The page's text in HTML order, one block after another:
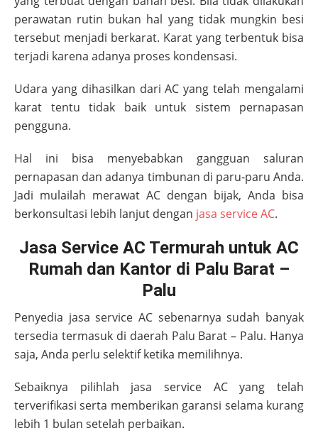
perawatan rutin bukan hal yang tidak mungkin besi
tersebut menjadi berkarat. Karat yang terbentuk bisa
terjadi karena adanya proses kondensasi.
Udara yang dihasilkan dari AC yang telah mengalami
karat tentu tidak baik untuk sistem pernapasan
pengguna.
Hal ini bisa menyebabkan gangguan saluran
pernapasan dan adanya timbunan di paru-paru Anda.
Jadi mulailah merawat AC dengan bijak, Anda bisa
berkonsultasi lebih lanjut dengan jasa service AC.
Jasa Service AC Termurah untuk AC
Rumah dan Kantor di Palu Barat –
Palu
Penyedia jasa service AC sebenarnya sudah banyak
tersedia termasuk di daerah Palu Barat – Palu. Hanya
saja, Anda perlu selektif ketika memilihnya.
Sebaiknya pilihlah jasa service AC yang telah
terverifikasi serta memberikan garansi selama kurang
lebih 1 bulan setelah perbaikan.